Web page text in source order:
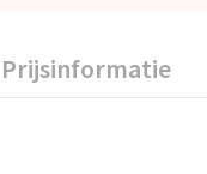
Prijsinformatie